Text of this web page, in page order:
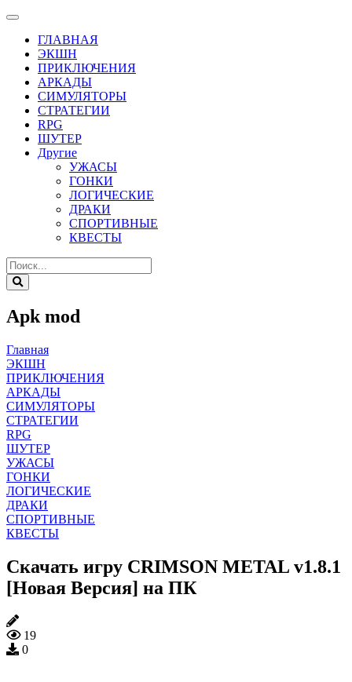
ГЛАВНАЯ
ЭКШН
ПРИКЛЮЧЕНИЯ
АРКАДЫ
СИМУЛЯТОРЫ
СТРАТЕГИИ
RPG
ШУТЕР
Другие
УЖАСЫ
ГОНКИ
ЛОГИЧЕСКИЕ
ДРАКИ
СПОРТИВНЫЕ
КВЕСТЫ
Apk mod
Главная
ЭКШН
ПРИКЛЮЧЕНИЯ
АРКАДЫ
СИМУЛЯТОРЫ
СТРАТЕГИИ
RPG
ШУТЕР
УЖАСЫ
ГОНКИ
ЛОГИЧЕСКИЕ
ДРАКИ
СПОРТИВНЫЕ
КВЕСТЫ
Скачать игру CRIMSON METAL v1.8.1
[Новая Версия] на ПК
19
0